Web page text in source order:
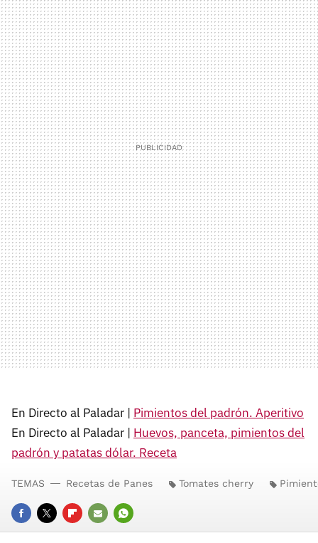
En Directo al Paladar | Pimientos del padrón. Aperitivo
En Directo al Paladar | Huevos, panceta, pimientos del
padrón y patatas dólar. Receta
FACEBOOK
TWITTERFLIPBOARD
E-
WHATSAPP
TEMAS Recetas de Panes Tomates cherry